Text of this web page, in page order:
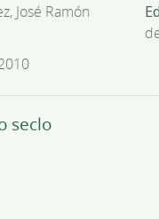
José Ramón
seclo